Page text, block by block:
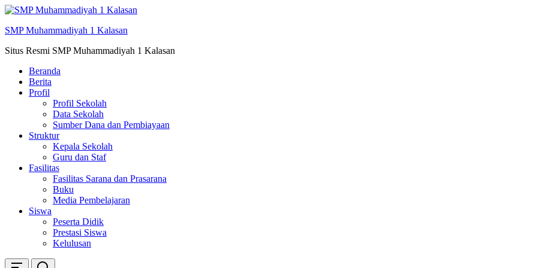
Skip
konten
SMP Muhammadiyah 1 Kalasan
Situs Resmi SMP Muhammadiyah 1 Kalasan
Beranda
Berita
Profil
Profil Sekolah
Data Sekolah
Sumber Dana dan Pembiayaan
Struktur
Kepala Sekolah
Guru dan Staf
Fasilitas
Fasilitas Sarana dan Prasarana
Buku
Media Pembelajaran
Siswa
Peserta Didik
Prestasi Siswa
Kelulusan